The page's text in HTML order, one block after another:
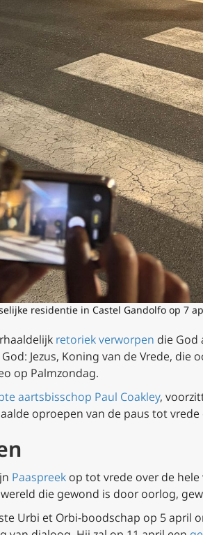
residentie in Castel Gandolfo op 7
retoriek verworpen die God
Jezus, Koning van de Vrede,
op Palmzondag.
aartsbisschop Paul Coakley,
oproepen van de paus tot
Paaspreek op tot vrede over de
die gewond is door oorlog,
Urbi et Orbi-boodschap op 5 april